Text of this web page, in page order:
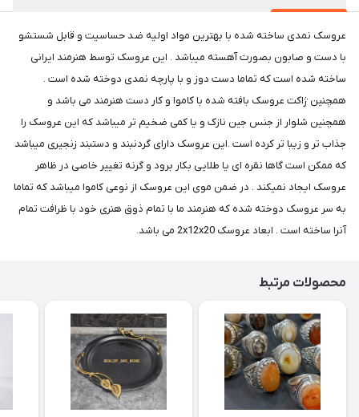
عروسک نمدی ساخته شده با بهترین مواد اولیه ضد حساسیت و قابل شستشو
با دست و صابون بصورت آهسته میباشد . این عروسک توسط هنرمند ایرانی
ساخته شده است که تماما دست دوز و با پارچه نمدی دوخته شده است .
همچنین ژاکت عروسک بافته شده با کاموا و کار دست هنرمند می باشد و
همچنین شلوار از جنس جین نازک و یا کمی ضخیم تر میباشد که این عروسک را
جذاب تر و زیبا تر کرده است .این عروسک دارای گردنبند و دستبند زنجیری میباشد
که ممکن است گاها نقره ای یا طلایی بکار برود و گرنه تغییر خاصی در ظاهر
عروسک ایجاد نمیکند . در ضمن موی این عروسک از نوعی کاموا میباشد که تماما
به سر عروسک دوخته شده که هنرمند ما با تمام ذوق هنری خود با ظرافت تمام
آنرا ساخته است . ابعاد عروسک 2x12x20 می باشد.
محصولات مرتبط